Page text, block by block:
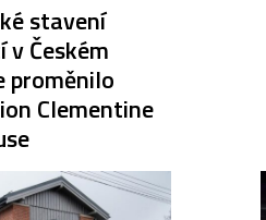
stavení
Českém
proměnilo
Clementine